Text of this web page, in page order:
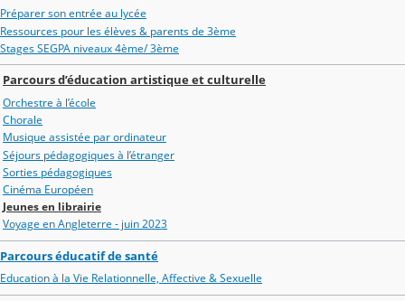
Préparer son entrée au lycée
Ressources pour les élèves & parents de 3ème
Stages SEGPA niveaux 4ème/ 3ème
Parcours d’éducation artistique et culturelle
Orchestre à l’école
Chorale
Musique assistée par ordinateur
Séjours pédagogiques à l’étranger
Sorties pédagogiques
Cinéma Européen
Jeunes en librairie
Voyage en Angleterre - juin 2023
Parcours éducatif de santé
Education à la Vie Relationnelle, Affective & Sexuelle